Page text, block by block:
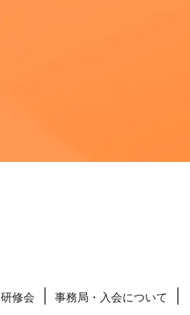
研修会
事務局・入会について